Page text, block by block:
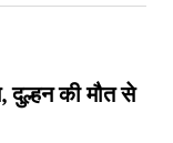
दुल्हन की मौत से